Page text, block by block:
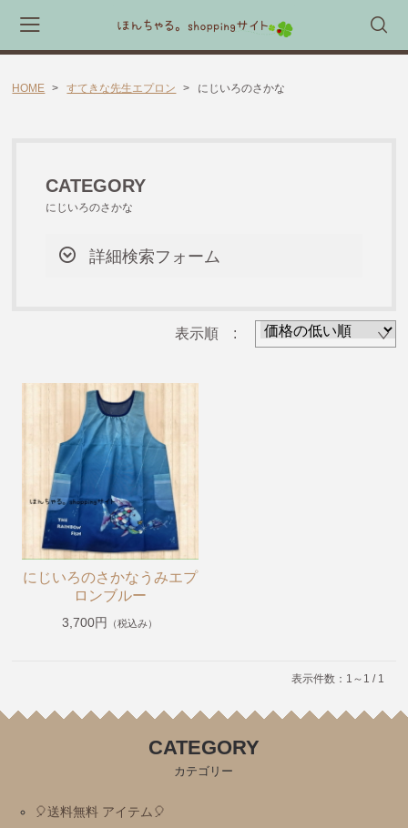
🎈送料無料 アイテム🎈
ほんちゃる。セレクトギフト
【掘り出し物商品】
【Caféスタイル】
【帽子】
【小物】
【チュニティー・ポロシャツ・Tシャツ・長袖Tシャ
ツ・ジャージ】
【オリジナル抗菌割烹着(はらぺこあおむし・くまのが
っこう)】
《プチプライスエプロン》1,980円〜2,200円
こぐまちゃんえほん
めがねうさぎ・ねないこだれだ・おばけのてんぷら
HOME すてきな先生エプロン にじいろのさかな
CATEGORY
にじいろのさかな
詳細検索フォーム
表示順 :
にじいろのさかなうみエプ
ロンブルー
3,700円 （税込み）
表示件数：1～1 / 1
CATEGORY
カテゴリー
🎈送料無料 アイテム🎈